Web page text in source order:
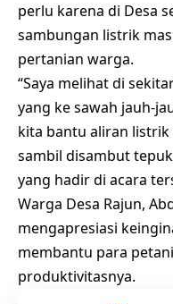
perlu karena di Desa
sambungan listrik
pertanian warga.
“Saya melihat di
yang ke sawah jauh-
kita bantu aliran listrik
sambil disambut
yang hadir di acara
Warga Desa Rajun,
mengapresiasi
membantu para
produktivitasnya.